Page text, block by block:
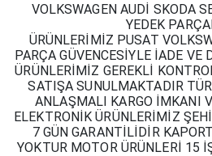
VOLKSWAGEN AUDİ SKODA
YEDEK
ÜRÜNLERİMİZ PUSAT
PARÇA GÜVENCESİYLE İADE VE
ÜRÜNLERİMİZ GEREKLİ
SATIŞA SUNULMAKTADIR
ANLAŞMALI KARGO İMKANI
ELEKTRONİK ÜRÜNLERİMİZ
7 GÜN GARANTİLİDİR
YOKTUR MOTOR ÜRÜNLERİ 15